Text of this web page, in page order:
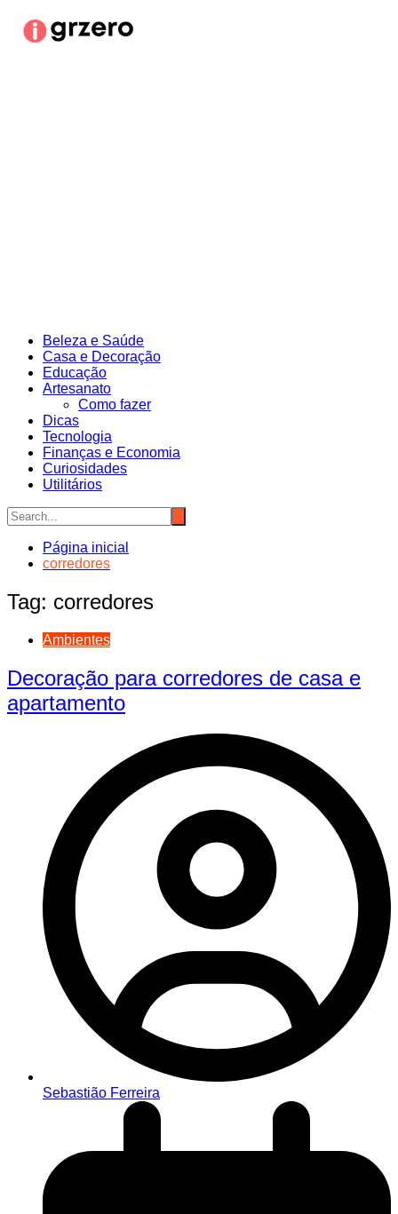
para
Beleza e Saúde
Casa e Decoração
Educação
Artesanato
Como fazer
Dicas
Tecnologia
Finanças e Economia
Curiosidades
Utilitários
Página inicial
corredores
Tag: corredores
Ambientes
Decoração para corredores de casa e
apartamento
Sebastião Ferreira